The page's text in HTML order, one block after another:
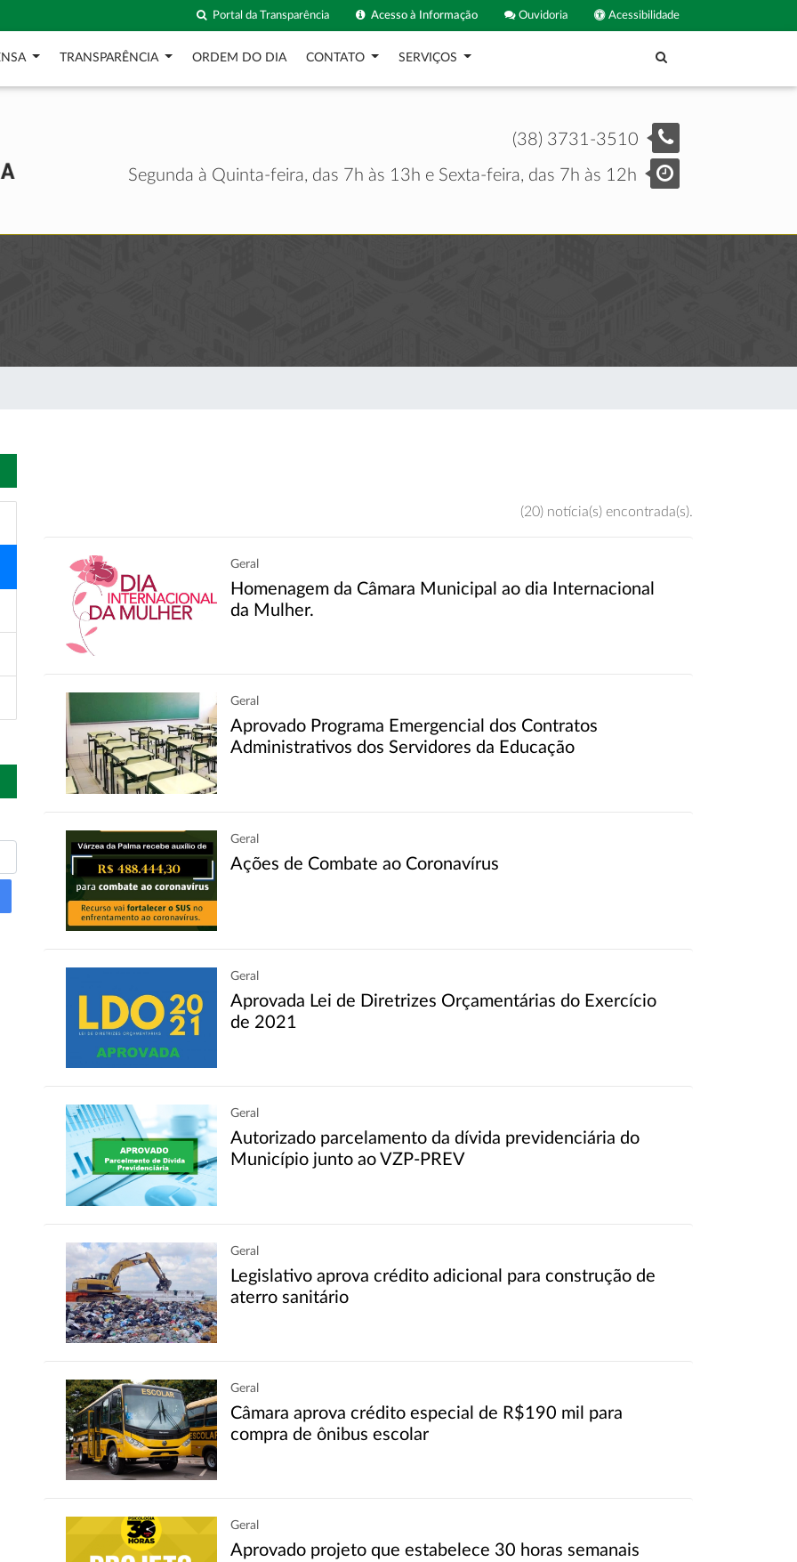
Acessibilidade
Ouvidoria
Acesso à Informação
Portal da Transparência
TRANSPARÊNCIA ORDEM DO DIA CONTATO SERVIÇOS
(38) 3731-3510
Segunda à Quinta-feira, das 7h às 13h e Sexta-feira, das 7h às 12h
(20) notícia(s) encontrada(s).
Geral
Homenagem da Câmara Municipal ao dia Internacional
da Mulher.
Geral
Aprovado Programa Emergencial dos Contratos
Administrativos dos Servidores da Educação
Geral
Ações de Combate ao Coronavírus
Geral
Aprovada Lei de Diretrizes Orçamentárias do Exercício
de 2021
Geral
Autorizado parcelamento da dívida previdenciária do
Município junto ao VZP-PREV
Geral
Legislativo aprova crédito adicional para construção de
aterro sanitário
Geral
Câmara aprova crédito especial de R$190 mil para
compra de ônibus escolar
Geral
Aprovado projeto que estabelece 30 horas semanais